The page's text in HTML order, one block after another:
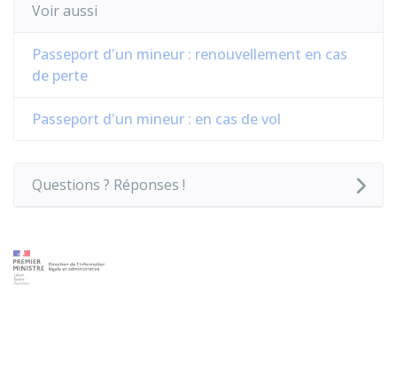
Voir aussi
Passeport d'un mineur : renouvellement en cas
de perte
Passeport d'un mineur : en cas de vol
Questions ? Réponses !